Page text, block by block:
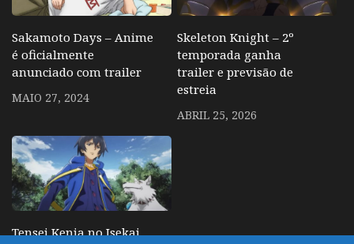
Sakamoto Days – Anime
é oficialmente
anunciado com trailer
MAIO 27, 2024
Skeleton Knight – 2º
temporada ganha
trailer e previsão de
estreia
ABRIL 25, 2026
Tensei Kenja no Isekai